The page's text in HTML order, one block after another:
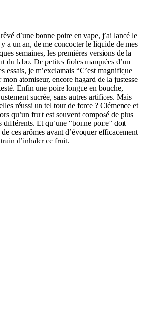
d’une bonne poire en vape, j’ai lancé le
a un an, de me concocter le liquide de mes
semaines, les premières versions de la
du labo. De petites fioles marquées d’un
essais, je m’exclamais “C’est magnifique
atomiseur, encore hagard de la justesse
Enfin une poire longue en bouche,
sucrée, sans autres artifices. Mais
réussi un tel tour de force ? Clémence et
qu’un fruit est souvent composé de plus
différents. Et qu’une “bonne poire” doit
ces arômes avant d’évoquer efficacement
d’inhaler ce fruit.